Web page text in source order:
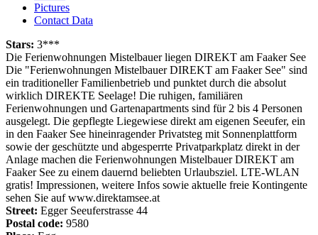
Pictures
Contact Data
Stars: 3***
Die Ferienwohnungen Mistelbauer liegen DIREKT am Faaker See
Die "Ferienwohnungen Mistelbauer DIREKT am Faaker See" sind
ein traditioneller Familienbetrieb und punktet durch die absolut
wirklich DIREKTE Seelage! Die ruhigen, familiären
Ferienwohnungen und Gartenapartments sind für 2 bis 4 Personen
ausgelegt. Die gepflegte Liegewiese direkt am eigenen Seeufer, ein
in den Faaker See hineinragender Privatsteg mit Sonnenplattform
sowie der geschützte und abgesperrte Privatparkplatz direkt in der
Anlage machen die Ferienwohnungen Mistelbauer DIREKT am
Faaker See zu einem dauernd beliebten Urlaubsziel. LTE-WLAN
gratis! Impressionen, weitere Infos sowie aktuelle freie Kontingente
sehen Sie auf www.direktamsee.at
Street: Egger Seeuferstrasse 44
Postal code: 9580